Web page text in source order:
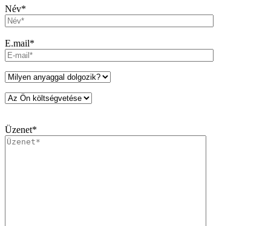
Név*
E.mail*
Üzenet*